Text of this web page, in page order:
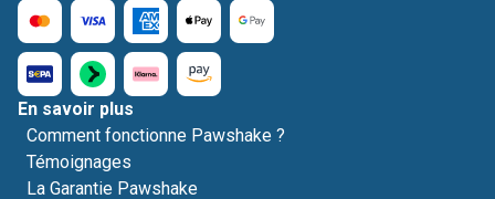
En savoir plus
Comment fonctionne Pawshake ?
Témoignages
La Garantie Pawshake